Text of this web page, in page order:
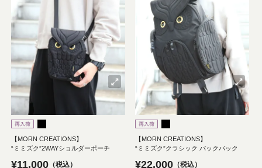
【MORN CREATIONS】
“ミミズク”2WAYショルダーポーチ
¥11,000 税込
【MORN CREATIONS】
“ミミズク”クラシック バックパック
¥22,000 税込